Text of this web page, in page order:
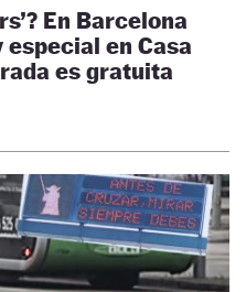
En Barcelona
especial en Casa
es gratuita